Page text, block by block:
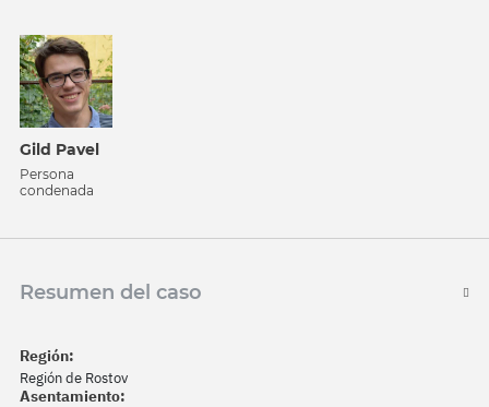
Gild Pavel
Persona
condenada
Resumen del caso
Región:
Región de Rostov
Asentamiento: